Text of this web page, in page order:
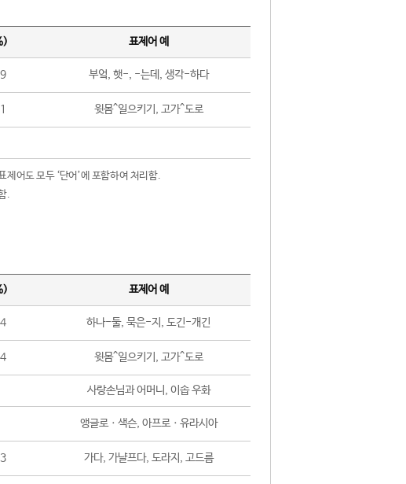
표제어 예
부엌, 햇-, -는데, 생각-하다
윗몸^일으키기, 고가^도로
어도 모두 ‘단어’에 포함하여 처리함.
.
표제어 예
하나-둘, 묵은-지, 도긴-개긴
윗몸^일으키기, 고가^도로
사랑손님과 어머니, 이솝 우화
앵글로ㆍ색슨, 아프로ㆍ유라시아
가다, 가냘프다, 도라지, 고드름